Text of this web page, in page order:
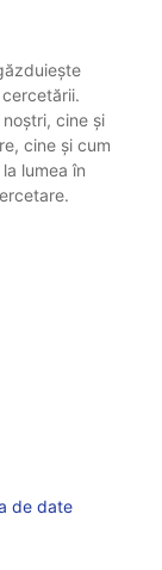
cine și
cine și cum
lumea în
de date